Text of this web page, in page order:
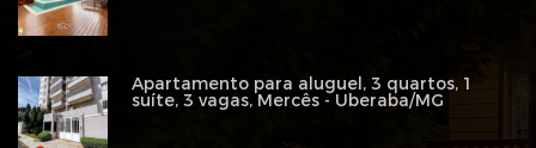
Apartamento para aluguel, 3 quartos, 1
suíte, 3 vagas, Mercês - Uberaba/MG